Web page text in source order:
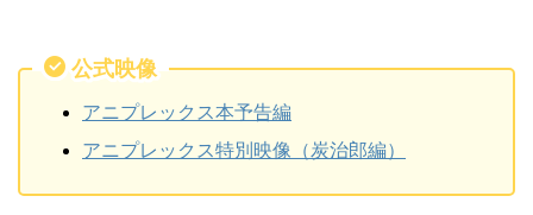
公式映像
アニプレックス本予告編
アニプレックス特別映像（炭治郎編）